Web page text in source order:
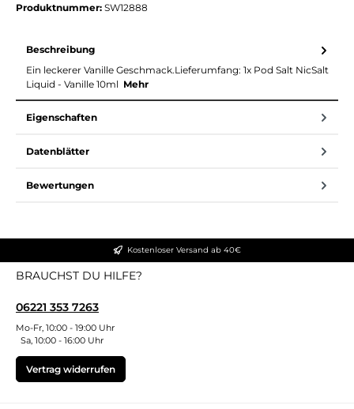
Produktnummer: SW12888
Beschreibung
Ein leckerer Vanille Geschmack.Lieferumfang: 1x Pod Salt NicSalt
Liquid - Vanille 10ml Mehr
Eigenschaften
Datenblätter
Bewertungen
Kostenloser Versand ab 40€
BRAUCHST DU HILFE?
06221 353 7263
Mo-Fr, 10:00 - 19:00 Uhr
Sa, 10:00 - 16:00 Uhr
Vertrag widerrufen